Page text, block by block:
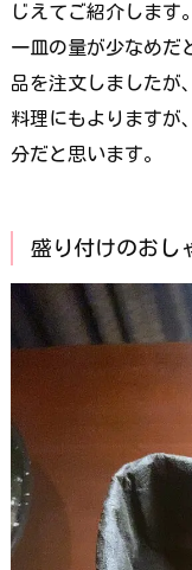
じえてご紹介します。
一皿の量が少なめだ
品を注文しましたが
料理にもよりますが
分だと思います。
盛り付けのおし